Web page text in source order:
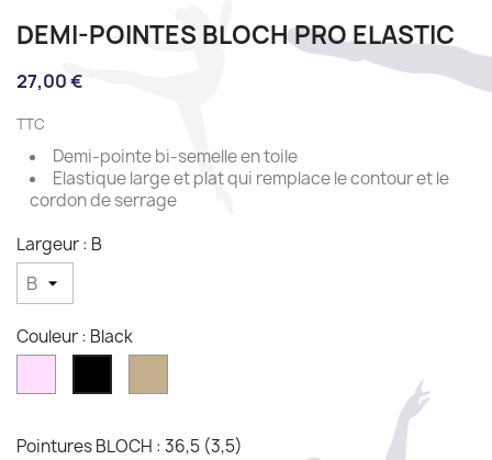
DEMI-POINTES BLOCH PRO ELASTIC
27,00 €
TTC
Demi-pointe bi-semelle en toile
Elastique large et plat qui remplace le contour et le
cordon de serrage
Largeur : B
Couleur : Black
Pointures BLOCH : 36,5 (3,5)